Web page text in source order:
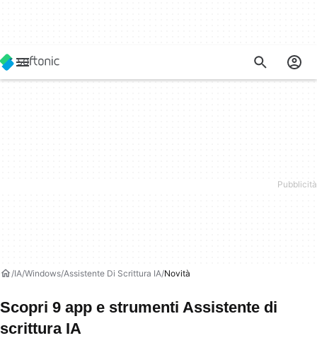
IA Windows Assistente Di Scrittura IA Novità
Scopri 9 app e strumenti Assistente di
scrittura IA